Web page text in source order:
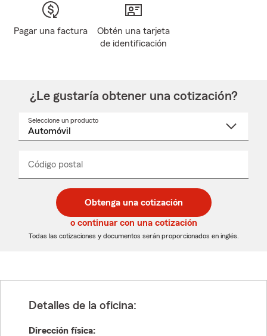
Pagar una factura
Obtén una tarjeta
de identificación
¿Le gustaría obtener una cotización?
Seleccione un producto
desplegable
Código postal
de
5
dígitos
de
5
dígitos
_____
Obtenga una cotización
o continuar con una cotización
Todas las cotizaciones y documentos serán proporcionados en inglés.
Detalles de la oficina:
Dirección física: